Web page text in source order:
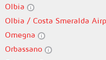
Olbia
Olbia / Costa Smeralda
Omegna
Orbassano